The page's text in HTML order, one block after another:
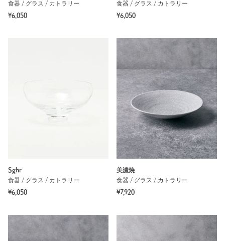
食器 / グラス / カトラリー
¥6,050
食器 / グラス / カトラリー
¥6,050
Sghr
食器 / グラス / カトラリー
¥6,050
美濃焼
食器 / グラス / カトラリー
¥7,920